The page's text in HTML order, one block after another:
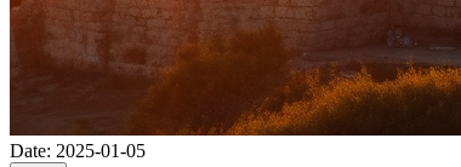
Date: 2025-01-05